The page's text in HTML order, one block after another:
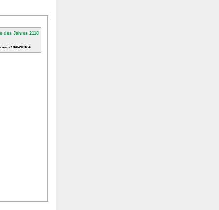
/ 345268184